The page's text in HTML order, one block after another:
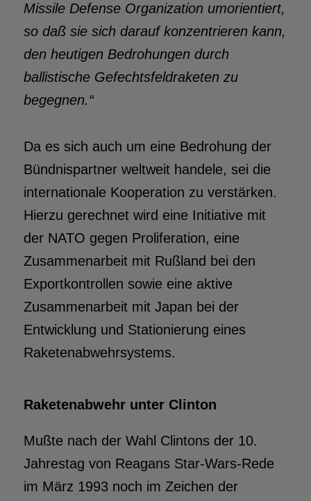
Missile Defense Organization umorientiert,
so daß sie sich darauf konzentrieren kann,
den heutigen Bedrohungen durch
ballistische Gefechtsfeldraketen zu
begegnen.“
Da es sich auch um eine Bedrohung der
Bündnispartner weltweit handele, sei die
internationale Kooperation zu verstärken.
Hierzu gerechnet wird eine Initiative mit
der NATO gegen Proliferation, eine
Zusammenarbeit mit Rußland bei den
Exportkontrollen sowie eine aktive
Zusammenarbeit mit Japan bei der
Entwicklung und Stationierung eines
Raketenabwehrsystems.
Raketenabwehr unter Clinton
Mußte nach der Wahl Clintons der 10.
Jahrestag von Reagans Star-Wars-Rede
im März 1993 noch im Zeichen der